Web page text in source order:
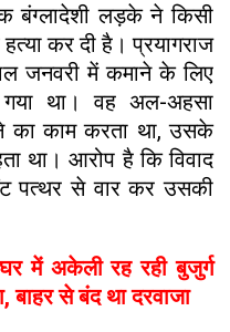
लड़के ने किसी
कर दी है। प्रयागराज
जनवरी में कमाने के लिए
था। वह अल-अहसा
का काम करता था, उसके
था। आरोप है कि विवाद
पत्थर से वार कर उसकी
में अकेली रह रही बुजुर्ग
बाहर से बंद था दरवाजा